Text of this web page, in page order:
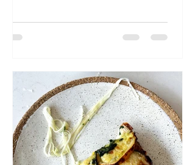
שימוש בשמנת, זו לא מנה מאוד כבדה, ויש כאן
מרכיב סודי שהופך כל ביס לממכר! בואו נכין
חגיגי לשבועות)! לצפייה בסרטון ההכנה:
הכנתם? אל תשכחו לתייג אותי: אינסטגרם:
lioroooosh@ |מה צריך להכנת עוגת שכבות
תפוחי אדמה קריספית